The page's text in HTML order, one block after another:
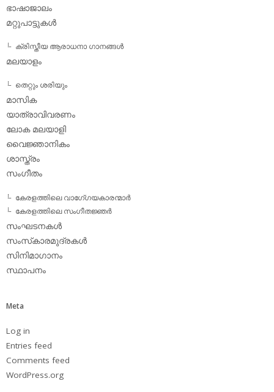
ഭാഷാജാലം
മറ്റുപാട്ടുകള്‍
ക്രിസ്തീയ ആരാധനാ ഗാനങ്ങള്‍
മലയാളം
തെറ്റും ശരിയും
മാസിക
യാത്രാവിവരണം
ലോക മലയാളി
വൈജ്ഞാനികം
ശാസ്ത്രം
സംഗീതം
കേരളത്തിലെ വാഗേ്ഗയകാരന്മാര്‍
കേരളത്തിലെ സംഗീതജ്ഞര്‍
സംഘടനകള്‍
സംസ്‌കാരമുദ്രകള്‍
സിനിമാഗാനം
സ്ഥാപനം
Meta
Log in
Entries feed
Comments feed
WordPress.org